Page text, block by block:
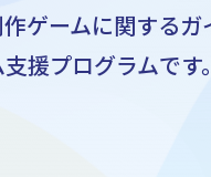
ゲームに関する
援プログラムです。